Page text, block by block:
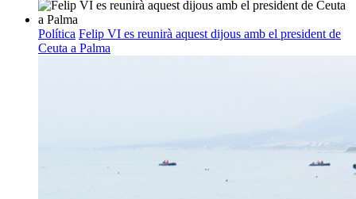
Política Felip VI es reunirà aquest dijous amb el president de
Ceuta a Palma